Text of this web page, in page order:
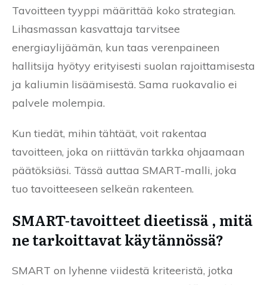
Tavoitteen tyyppi määrittää koko strategian.
Lihasmassan kasvattaja tarvitsee
energiaylijäämän, kun taas verenpaineen
hallitsija hyötyy erityisesti suolan rajoittamisesta
ja kaliumin lisäämisestä. Sama ruokavalio ei
palvele molempia.
Kun tiedät, mihin tähtäät, voit rakentaa
tavoitteen, joka on riittävän tarkka ohjaamaan
päätöksiäsi. Tässä auttaa SMART-malli, joka
tuo tavoitteeseen selkeän rakenteen.
SMART-tavoitteet dieetissä , mitä
ne tarkoittavat käytännössä?
SMART on lyhenne viidestä kriteeristä, jotka